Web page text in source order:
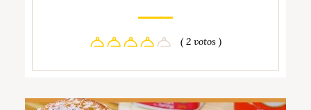
( 2 votos )